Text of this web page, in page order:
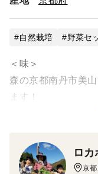
自然栽培 野菜セ
＜味＞
森の京都南丹市美
ます！
きれいな空気と長
美山町の小学生た
ロカ
京